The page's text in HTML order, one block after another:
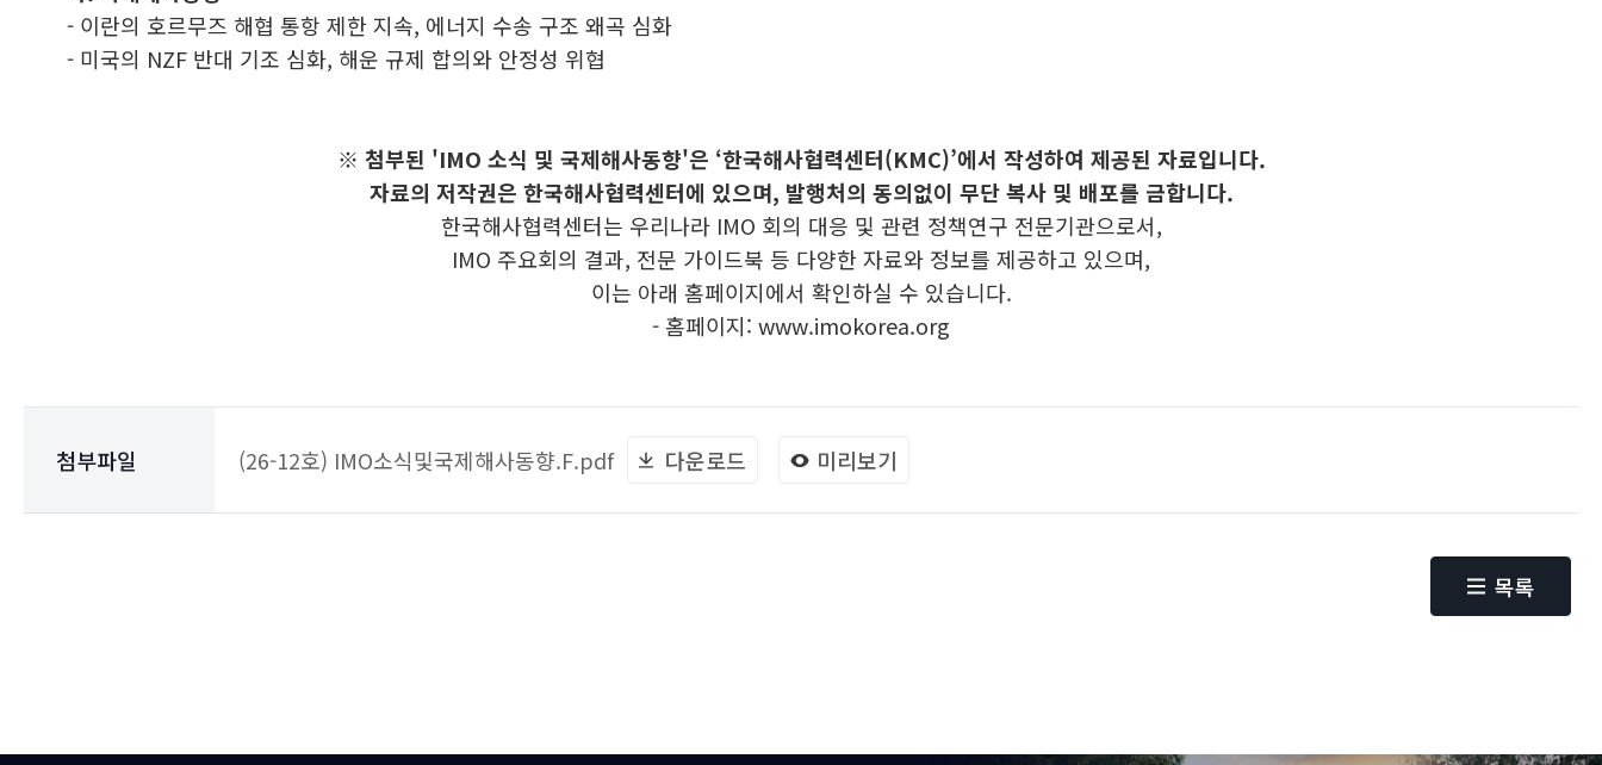
- 이란의 호르무즈 해협 통항 제한 지속, 에너지 수송 구조 왜곡 심화
- 미국의 NZF 반대 기조 심화, 해운 규제 합의와 안정성 위협
※ 첨부된 'IMO 소식 및 국제해사동향'은 ‘한국해사협력센터(KMC)’에서 작성하여 제공된 자료입니다.
자료의 저작권은 한국해사협력센터에 있으며, 발행처의 동의없이 무단 복사 및 배포를 금합니다.
한국해사협력센터는 우리나라 IMO 회의 대응 및 관련 정책연구 전문기관으로서,
IMO 주요회의 결과, 전문 가이드북 등 다양한 자료와 정보를 제공하고 있으며,
이는 아래 홈페이지에서 확인하실 수 있습니다.
- 홈페이지: www.imokorea.org
첨부파일 (26-12호) IMO소식및국제해사동향.F.pdf 다운로드 미리보기
목록